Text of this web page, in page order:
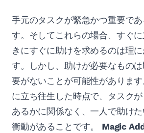
手元のタスクが緊急かつ重要で
す。そしてこれらの場合、すぐ
きにすぐに助けを求めるのは理
す。しかし、助けが必要なもの
要がないことが可能性がありま
に立ち往生した時点で、タスク
あるかに関係なく、一人で助け
衝動があることです。 Magic